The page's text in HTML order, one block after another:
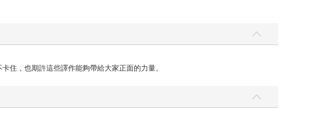
住，也期許這些譯作能夠帶給大家正面的力量。